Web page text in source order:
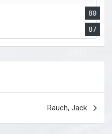
80
87
Rauch, Jack